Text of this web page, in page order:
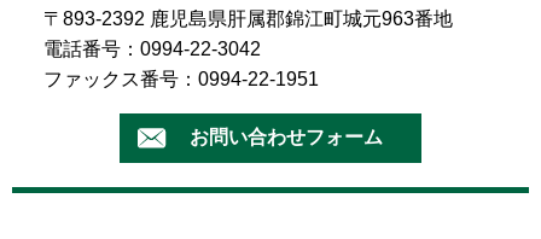
〒893-2392 鹿児島県肝属郡錦江町城元963番地
電話番号：0994-22-3042
ファックス番号：0994-22-1951